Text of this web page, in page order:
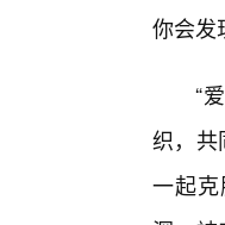
你会发
“
织，共
一起